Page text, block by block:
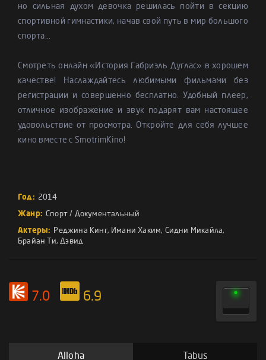
но сильная духом девочка решилась пойти в секцию
спортивной гимнастики, начав свой путь в мир большого
спорта...
Смотреть онлайн «История Габриэль Дуглас» в хорошем
качестве! Наслаждайтесь любимыми фильмами без
регистрации и совершенно бесплатно. Удобный плеер,
отличное изображение и звук подарят вам настоящее
удовольствие от просмотра. Откройте для себя лучшее
кино вместе с SmotrimKino!
Год: 2014
Жанр: Спорт/ Документальный
Актеры: Реджина Кинг, Имани Хаким, Сидни Микайла,
Брайан Ти,Дэвид
7.0 6.9
Alloha Tabus